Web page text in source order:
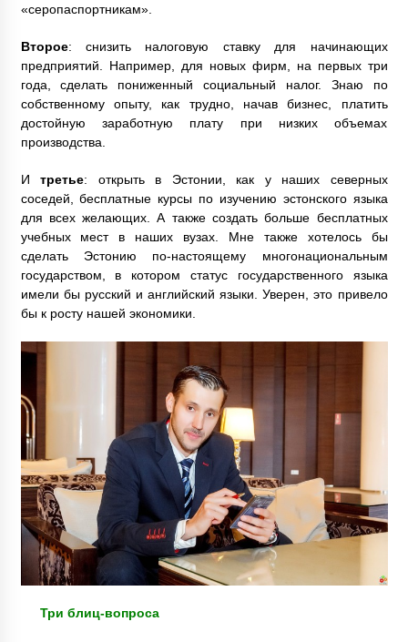
«серопаспортникам».
Второе: снизить налоговую ставку для начинающих
предприятий. Например, для новых фирм, на первых три
года, сделать пониженный социальный налог. Знаю по
собственному опыту, как трудно, начав бизнес, платить
достойную заработную плату при низких объемах
производства.
И третье: открыть в Эстонии, как у наших северных
соседей, бесплатные курсы по изучению эстонского языка
для всех желающих. А также создать больше бесплатных
учебных мест в наших вузах. Мне также хотелось бы
сделать Эстонию по-настоящему многонациональным
государством, в котором статус государственного языка
имели бы русский и английский языки. Уверен, это привело
бы к росту нашей экономики.
Три блиц-вопроса